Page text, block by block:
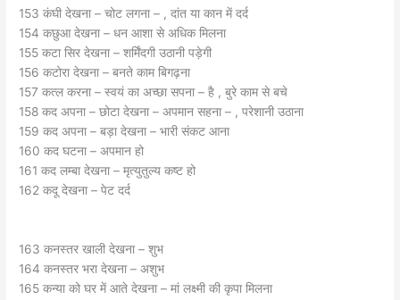
153 कंघी देखना – चोट लगना – , दांत या कान में दर्द
154 कछुआ देखना – धन आशा से अधिक मिलना
155 कटा सिर देखना – शर्मिंदगी उठानी पड़ेगी
156 कटोरा देखना – बनते काम बिगढ़ना
157 कत्ल करना – स्वयं का अच्छा सपना – है , बुरे काम से बचे
158 कद अपना – छोटा देखना – अपमान सहना – , परेशानी उठाना
159 कद अपना – बड़ा देखना – भारी संकट आना
160 कद घटना – अपमान हो
161 कद लम्बा देखना – मृत्युतुल्य कष्ट हो
162 कदू देखना – पेट दर्द
163 कनस्तर खाली देखना – शुभ
164 कनस्तर भरा देखना – अशुभ
165 कन्या को घर में आते देखना – मां लक्ष्मी की कृपा मिलना